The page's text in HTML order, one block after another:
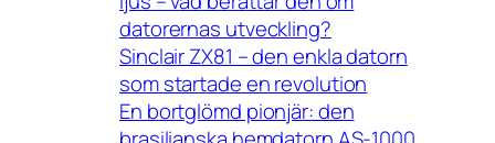
datorernas utveckling?
Sinclair ZX81 – den enkla datorn
som startade en revolution
En bortglömd pionjär: den